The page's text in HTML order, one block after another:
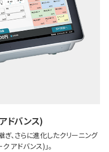
ドバンス)
ぎ、さらに進化したクリーニング
アドバンス)」。